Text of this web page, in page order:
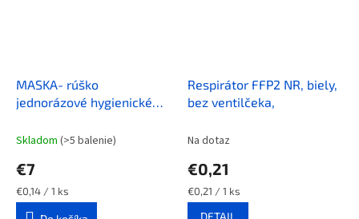
MASKA- rúško
jednorázové hygienické
balení
Skladom (>5 balenie)
€7
Jednotková
cena:
€0,14 / 1 ks
Respirátor FFP2 NR, biely,
bez ventilčeka,
Na dotaz
€0,21
Jednotková
cena:
€0,21 / 1 ks
DETAIL